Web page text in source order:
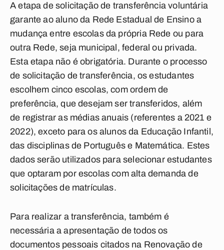
A etapa de solicitação de transferência voluntária
garante ao aluno da Rede Estadual de Ensino a
mudança entre escolas da própria Rede ou para
outra Rede, seja municipal, federal ou privada.
Esta etapa não é obrigatória. Durante o processo
de solicitação de transferência, os estudantes
escolhem cinco escolas, com ordem de
preferência, que desejam ser transferidos, além
de registrar as médias anuais (referentes a 2021 e
2022), exceto para os alunos da Educação Infantil,
das disciplinas de Português e Matemática. Estes
dados serão utilizados para selecionar estudantes
que optaram por escolas com alta demanda de
solicitações de matrículas.
Para realizar a transferência, também é
necessária a apresentação de todos os
documentos pessoais citados na Renovação de